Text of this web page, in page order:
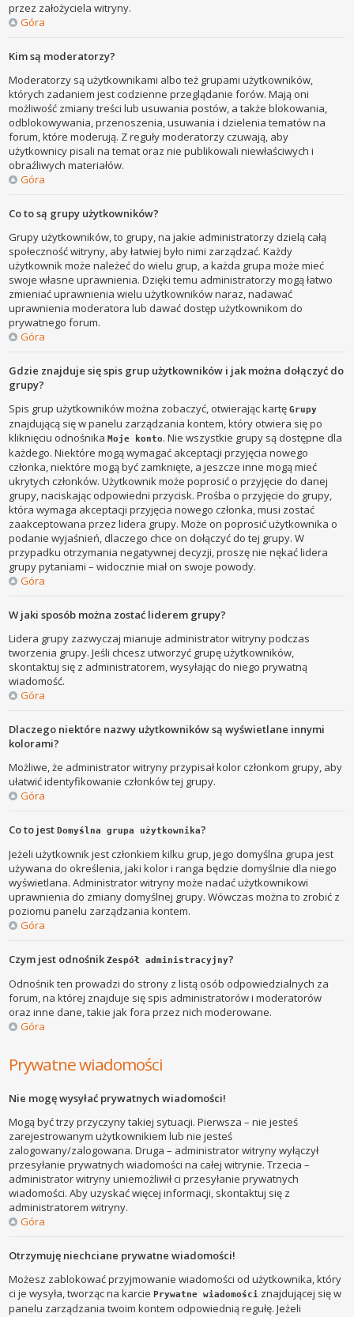
przez założyciela witryny.
Góra
Kim są moderatorzy?
Moderatorzy są użytkownikami albo też grupami użytkowników,
których zadaniem jest codzienne przeglądanie forów. Mają oni
możliwość zmiany treści lub usuwania postów, a także blokowania,
odblokowywania, przenoszenia, usuwania i dzielenia tematów na
forum, które moderują. Z reguły moderatorzy czuwają, aby
użytkownicy pisali na temat oraz nie publikowali niewłaściwych i
obraźliwych materiałów.
Góra
Co to są grupy użytkowników?
Grupy użytkowników, to grupy, na jakie administratorzy dzielą całą
społeczność witryny, aby łatwiej było nimi zarządzać. Każdy
użytkownik może należeć do wielu grup, a każda grupa może mieć
swoje własne uprawnienia. Dzięki temu administratorzy mogą łatwo
zmieniać uprawnienia wielu użytkowników naraz, nadawać
uprawnienia moderatora lub dawać dostęp użytkownikom do
prywatnego forum.
Góra
Gdzie znajduje się spis grup użytkowników i jak można dołączyć do
grupy?
Spis grup użytkowników można zobaczyć, otwierając kartęGrupy
znajdującą się w panelu zarządzania kontem, który otwiera się po
kliknięciu odnośnikaMoje konto. Nie wszystkie grupy są dostępne dla
każdego. Niektóre mogą wymagać akceptacji przyjęcia nowego
członka, niektóre mogą być zamknięte, a jeszcze inne mogą mieć
ukrytych członków. Użytkownik może poprosić o przyjęcie do danej
grupy, naciskając odpowiedni przycisk. Prośba o przyjęcie do grupy,
która wymaga akceptacji przyjęcia nowego członka, musi zostać
zaakceptowana przez lidera grupy. Może on poprosić użytkownika o
podanie wyjaśnień, dlaczego chce on dołączyć do tej grupy. W
przypadku otrzymania negatywnej decyzji, proszę nie nękać lidera
grupy pytaniami – widocznie miał on swoje powody.
Góra
W jaki sposób można zostać liderem grupy?
Lidera grupy zazwyczaj mianuje administrator witryny podczas
tworzenia grupy. Jeśli chcesz utworzyć grupę użytkowników,
skontaktuj się z administratorem, wysyłając do niego prywatną
wiadomość.
Góra
Dlaczego niektóre nazwy użytkowników są wyświetlane innymi
kolorami?
Możliwe, że administrator witryny przypisał kolor członkom grupy, aby
ułatwić identyfikowanie członków tej grupy.
Góra
Co to jestDomyślna grupa użytkownika?
Jeżeli użytkownik jest członkiem kilku grup, jego domyślna grupa jest
używana do określenia, jaki kolor i ranga będzie domyślnie dla niego
wyświetlana. Administrator witryny może nadać użytkownikowi
uprawnienia do zmiany domyślnej grupy. Wówczas można to zrobić z
poziomu panelu zarządzania kontem.
Góra
Czym jest odnośnikZespół administracyjny?
Odnośnik ten prowadzi do strony z listą osób odpowiedzialnych za
forum, na której znajduje się spis administratorów i moderatorów
oraz inne dane, takie jak fora przez nich moderowane.
Góra
Prywatne wiadomości
Nie mogę wysyłać prywatnych wiadomości!
Mogą być trzy przyczyny takiej sytuacji. Pierwsza – nie jesteś
zarejestrowanym użytkownikiem lub nie jesteś
zalogowany/zalogowana. Druga – administrator witryny wyłączył
przesyłanie prywatnych wiadomości na całej witrynie. Trzecia –
administrator witryny uniemożliwił ci przesyłanie prywatnych
wiadomości. Aby uzyskać więcej informacji, skontaktuj się z
administratorem witryny.
Góra
Otrzymuję niechciane prywatne wiadomości!
Możesz zablokować przyjmowanie wiadomości od użytkownika, który
ci je wysyła, tworząc na karciePrywatne wiadomości znajdującej się w
panelu zarządzania twoim kontem odpowiednią regułę. Jeżeli